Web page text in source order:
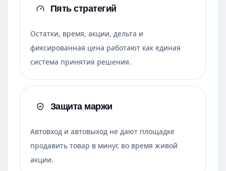
Пять стратегий
Остатки, время, акции, дельта и
фиксированная цена работают как единая
система принятия решения.
Защита маржи
Автовход и автовыход не дают площадке
продавить товар в минус во время живой
акции.